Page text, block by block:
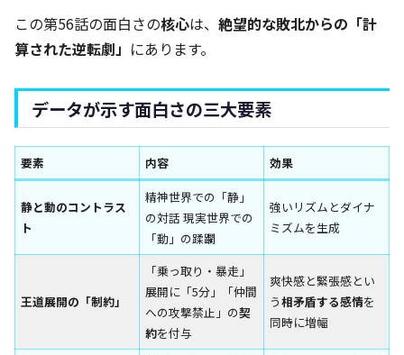
この第56話の面白さの核心は、 絶望的な敗北からの「計
算された逆転劇」 にあります。
データが示す面白さの三大要素
要素 内容 効果
静と動のコントラス
ト
精神世界での「静」
の対話 現実世界での
「動」の蹂躙
強いリズムとダイナ
ミズムを生成
王道展開の「制約」
「乗っ取り・暴走」
展開に「5分」「仲間
への攻撃禁止」の契
約を付与
爽快感と緊張感とい
う相矛盾する感情を
同時に増幅